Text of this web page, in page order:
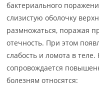
бактериального
слизистую оболочку
размножаться, поражая
отечность. При этом
слабость и ломота в
сопровождается
болезням относятся: